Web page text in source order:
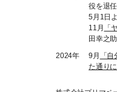
役を退任
5月1日
11月 「
田幸之
2024年
9月
「
た通り